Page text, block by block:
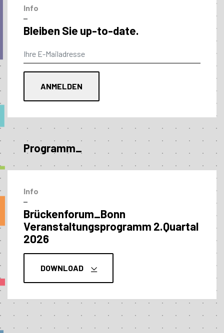
Info
–
Bleiben Sie up-to-date.
Programm_
Info
–
Brückenforum_Bonn
Veranstaltungs­programm 2.Quartal
2026
DOWNLOAD